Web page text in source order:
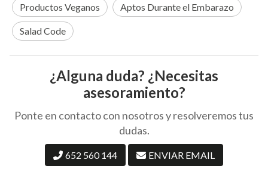
Productos Veganos Aptos Durante el Embarazo
Salad Code
¿Alguna duda? ¿Necesitas
asesoramiento?
Ponte en contacto con nosotros y resolveremos tus
dudas.
652 560 144 ENVIAR EMAIL